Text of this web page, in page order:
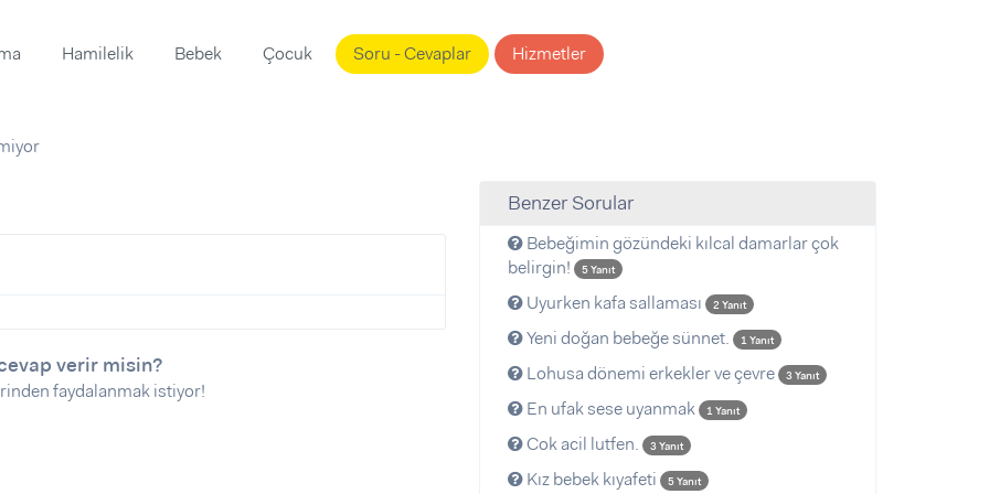
Hamilelik Bebek Çocuk Soru - Cevaplar Hizmetler
verir misin?
faydalanmak istiyor!
Benzer Sorular
Bebeğimin gözündeki kılcal damarlar çok
belirgin!
5 Yanıt
Uyurken kafa sallaması 2 Yanıt
Yeni doğan bebeğe sünnet. 1 Yanıt
Lohusa dönemi erkekler ve çevre 3 Yanıt
En ufak sese uyanmak 1 Yanıt
Cok acil lutfen. 3 Yanıt
Kız bebek kıyafeti 5 Yanıt